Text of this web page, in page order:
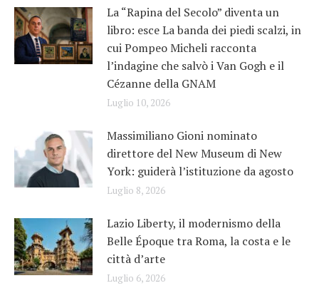
La “Rapina del Secolo” diventa un
libro: esce La banda dei piedi scalzi, in
cui Pompeo Micheli racconta
l’indagine che salvò i Van Gogh e il
Cézanne della GNAM
Luglio 10, 2026
Massimiliano Gioni nominato
direttore del New Museum di New
York: guiderà l’istituzione da agosto
Luglio 8, 2026
Lazio Liberty, il modernismo della
Belle Époque tra Roma, la costa e le
città d’arte
Luglio 6, 2026